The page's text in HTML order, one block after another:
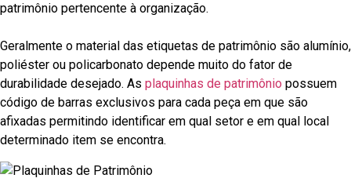
patrimônio pertencente à organização.
Geralmente o material das etiquetas de patrimônio são alumínio,
poliéster ou policarbonato depende muito do fator de
durabilidade desejado. As plaquinhas de patrimônio possuem
código de barras exclusivos para cada peça em que são
afixadas permitindo identificar em qual setor e em qual local
determinado item se encontra.